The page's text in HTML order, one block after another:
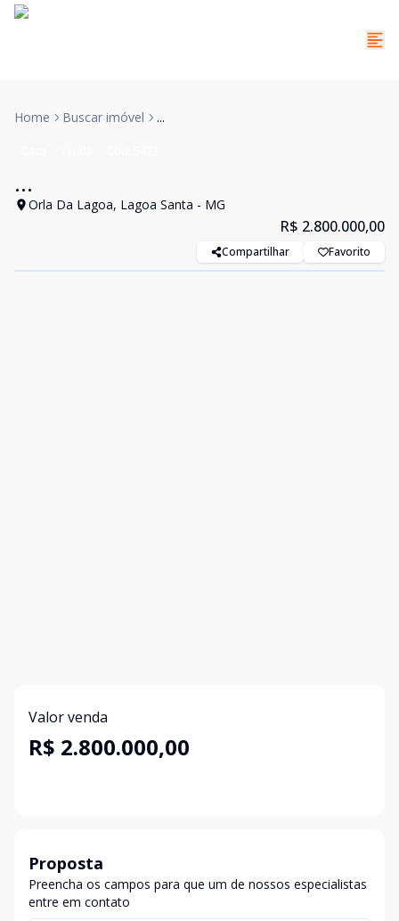
Home Buscar imóvel ...
...
Orla Da Lagoa, Lagoa Santa - MG
R$ 2.800.000,00
Compartilhar Favorito
Valor venda
R$ 2.800.000,00
Proposta
Preencha os campos para que um de nossos especialistas
entre em contato